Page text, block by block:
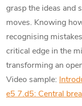
grasp the ideas and
moves. Knowing
recognising
critical edge in the
transforming an
Video sample:
e5 7.d5: Central